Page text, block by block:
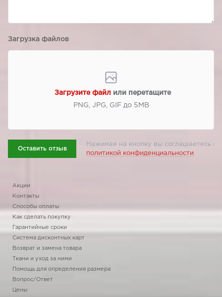
Загрузка файлов
Загрузите файл или перетащите
PNG, JPG, GIF до 5МВ
Оставить отзыв
Нажимая на кнопку вы соглашаетесь с
политикой конфиденциальности
Акции
Контакты
Способы оплаты
Как сделать покупку
Гарантийные сроки
Система дисконтных карт
Возврат и замена товара
Ткани и уход за ними
Помощь для определения размера
Вопрос/Ответ
Цены